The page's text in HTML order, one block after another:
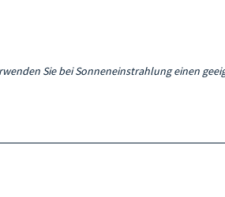
Sie bei Sonneneinstrahlung einen